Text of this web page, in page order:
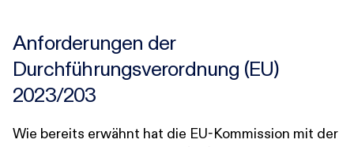
Anforderungen der
Durchführungsverordnung (EU)
2023/203
Wie bereits erwähnt hat die EU-Kommission mit der